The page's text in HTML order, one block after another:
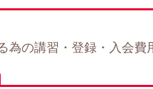
為の講習・登録・入会費